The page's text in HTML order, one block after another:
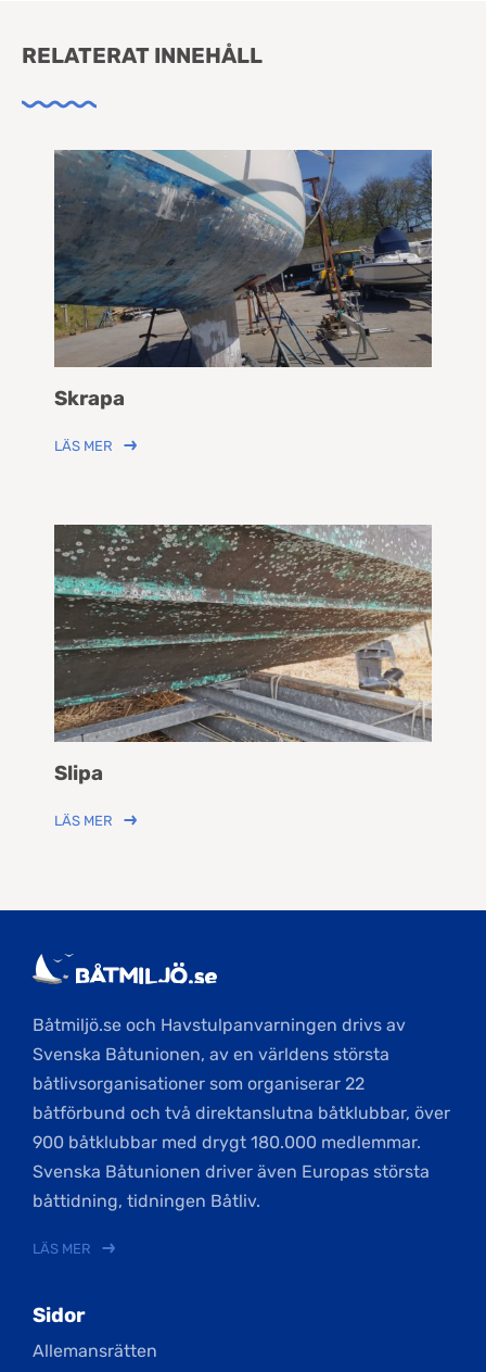
RELATERAT INNEHÅLL
Skrapa
LÄS MER
Slipa
LÄS MER
Båtmiljö.se och Havstulpanvarningen drivs av
Svenska Båtunionen, av en världens största
båtlivsorganisationer som organiserar 22
båtförbund och två direktanslutna båtklubbar, över
900 båtklubbar med drygt 180.000 medlemmar.
Svenska Båtunionen driver även Europas största
båttidning, tidningen Båtliv.
LÄS MER
Sidor
Allemansrätten